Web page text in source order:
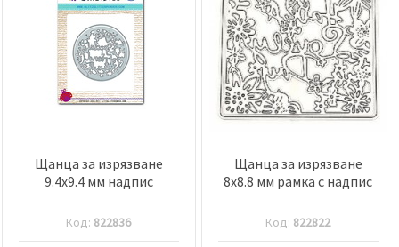
Щанца за изрязване
9.4x9.4 мм надпис
Код: 822836
Щанца за изрязване
8x8.8 мм рамка с надпис
Код: 822822